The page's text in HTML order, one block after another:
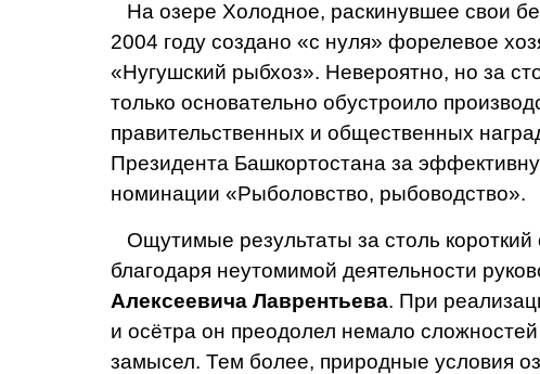
На озере Холодное, раски­нувшее свои
2004 году создано «с нуля» форелевое
«Нугушский рыбхоз». Невероятно, но за
только ос­новательно обустроило
правитель­ственных и обще­ственных
Президента Башкор­тостана за
номинации «Ры­боловство, рыбовод­ство».
Ощутимые резуль­таты за столь
благодаря неуто­мимой деятельности
Алексее­вича Лаврентьева. При
и осётра он преодолел немало
замысел. Тем более, природные условия